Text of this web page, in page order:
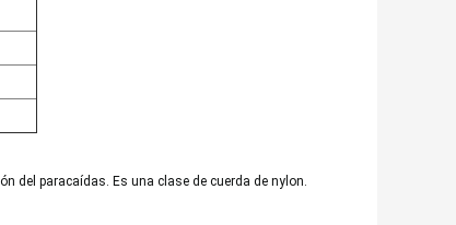
del paracaídas. Es una clase de cuerda de nylon.